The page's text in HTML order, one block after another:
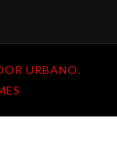
URBANO.